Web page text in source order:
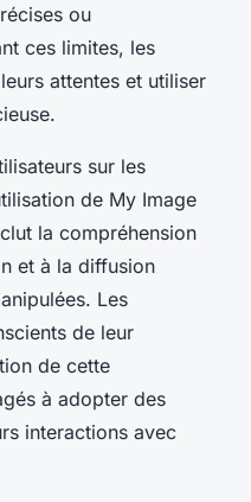
ou
ces limites, les
attentes et utiliser
sur les
de My Image
la compréhension
et à la diffusion
Les
de leur
de cette
à adopter des
interactions avec